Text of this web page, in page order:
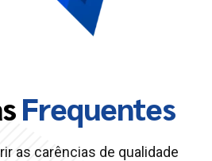
Frequentes
as carências de qualidade